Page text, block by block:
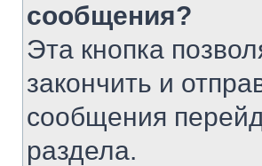
сообщения?
Эта кнопка
закончить и
сообщения
раздела.